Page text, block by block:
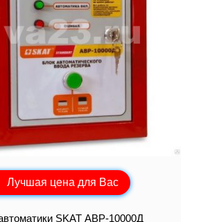
Лучшая цена для Вас
SKAT АВР-10000Д